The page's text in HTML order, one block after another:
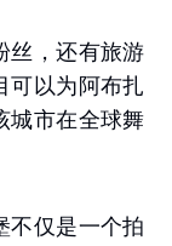
丝，还有旅游
可以为阿布扎
城市在全球舞
不仅是一个拍